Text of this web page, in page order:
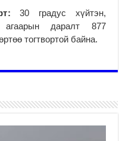
: 30 градус хүйтэн,
даралт 877
тогтвортой байна.